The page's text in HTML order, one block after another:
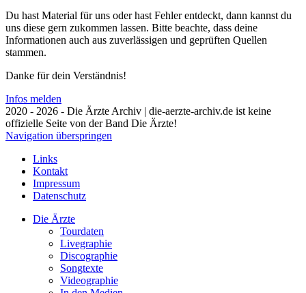
Du hast Material für uns oder hast Fehler entdeckt, dann kannst du
uns diese gern zukommen lassen. Bitte beachte, dass deine
Informationen auch aus zuverlässigen und geprüften Quellen
stammen.
Danke für dein Verständnis!
Infos melden
2020 - 2026 - Die Ärzte Archiv | die-aerzte-archiv.de ist keine
offizielle Seite von der Band Die Ärzte!
Navigation überspringen
Links
Kontakt
Impressum
Datenschutz
Die Ärzte
Tourdaten
Livegraphie
Discographie
Songtexte
Videographie